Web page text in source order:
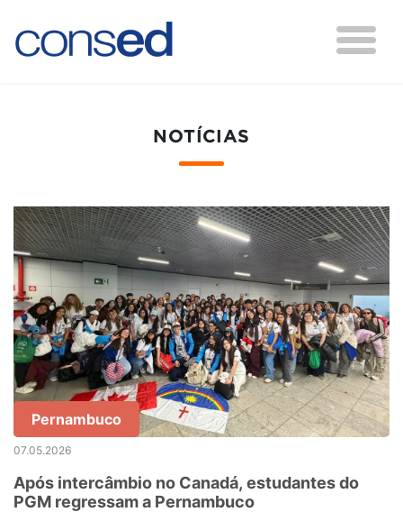
NOTÍCIAS
Pernambuco
07.05.2026
Após intercâmbio no Canadá, estudantes do
PGM regressam a Pernambuco